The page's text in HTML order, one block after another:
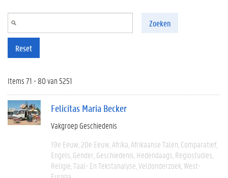
Zoeken
Reset
Items 71 - 80 van 5251
Felicitas Maria Becker
Vakgroep Geschiedenis
19e Eeuw 20e Eeuw Afrika Afrikaanse Talen Comparatief
Engels Gender Geschiedenis Hedendaags Regiostudies
Religie Taal- En Tekstanalyse Veldonderzoek West-